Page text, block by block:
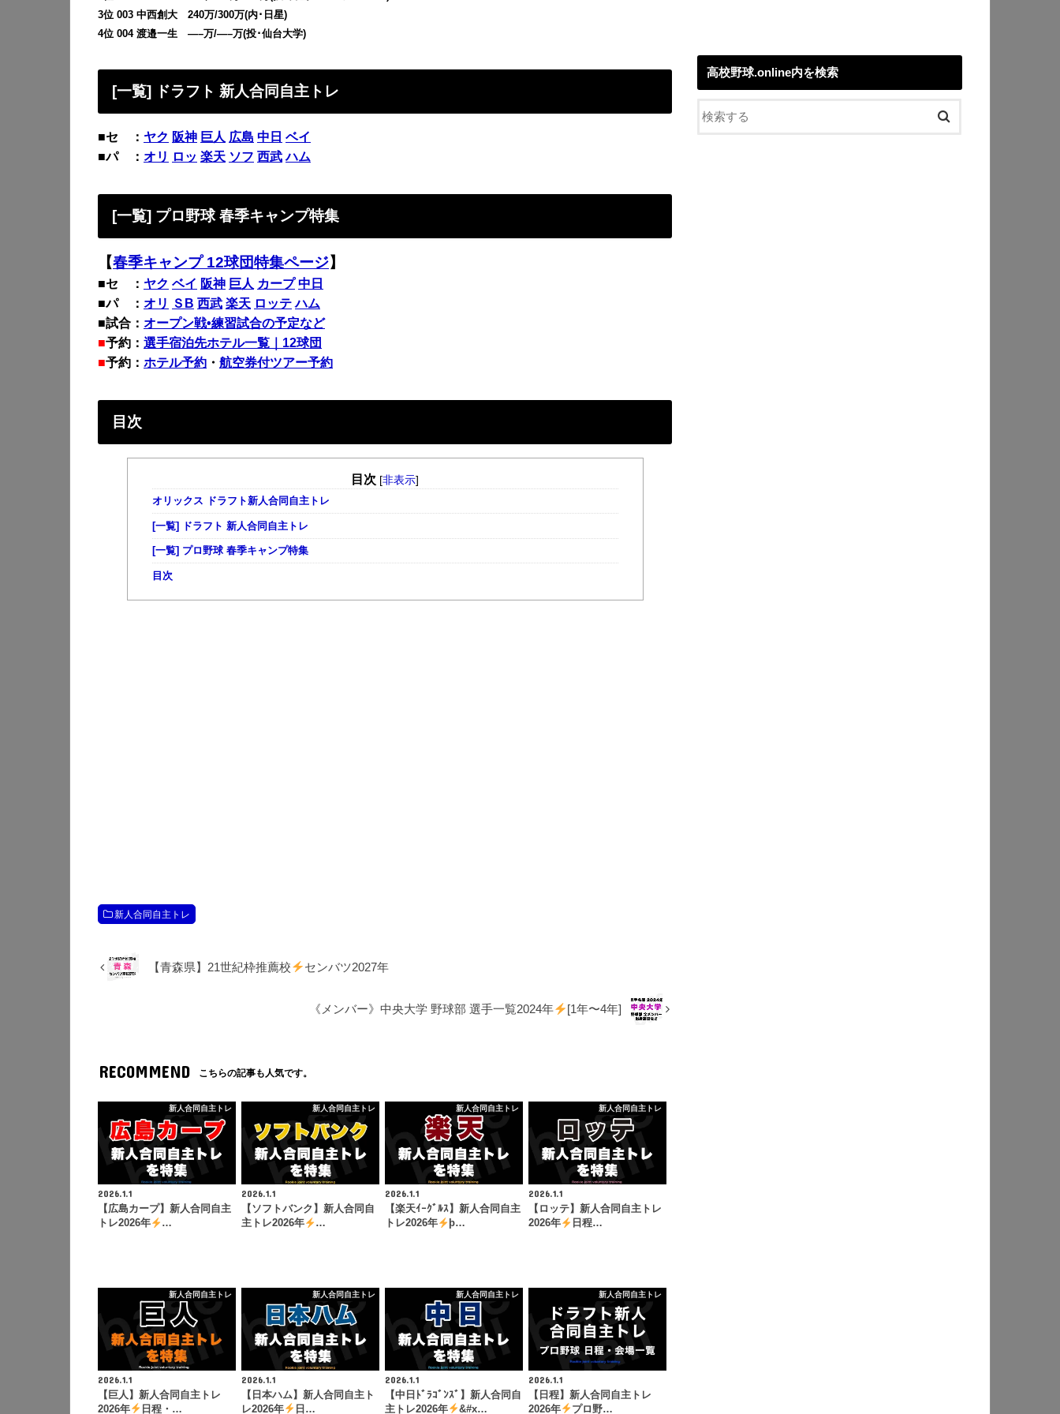
3位 003 中西創大 240万/300万(内･日星)
4位 004 渡邉一生 —–万/—–万(投･仙台大学)
[一覧] ドラフト 新人合同自主トレ
■セ ： ヤク 阪神 巨人 広島 中日 ベイ
■パ ： オリ ロッ 楽天 ソフ 西武 ハム
[一覧] プロ野球 春季キャンプ特集
【春季キャンプ 12球団特集ページ】
■セ ： ヤク ベイ 阪神 巨人 カープ 中日
■パ ： オリ ＳB 西武 楽天 ロッテ ハム
■試合： オープン戦•練習試合の予定など
■予約： 選手宿泊先ホテル一覧｜12球団
■予約： ホテル予約 ・ 航空券付ツアー予約
目次
目次 [非表示]
オリックス ドラフト新人合同自主トレ
[一覧] ドラフト 新人合同自主トレ
[一覧] プロ野球 春季キャンプ特集
目次
新人合同自主トレ
【青森県】21世紀枠推薦校 センバツ2027年
《メンバー》中央大学 野球部 選手一覧2024年 [1年〜4年]
RECOMMEND こちらの記事も人気です。
新人合同自主トレ
2026.1.1
【広島カープ】新人合同自主
トレ2026年
…
新人合同自主トレ
2026.1.1
【ソフトバンク】新人合同自
主トレ2026年
…
新人合同自主トレ
2026.1.1
【楽天ｲｰｸﾞﾙｽ】新人合同自主
トレ2026年
þ…
新人合同自主トレ
2026.1.1
【ロッテ】新人合同自主トレ
2026年
日程…
新人合同自主トレ
2026.1.1
【巨人】新人合同自主トレ
2026年
日程・…
新人合同自主トレ
2026.1.1
【日本ハム】新人合同自主ト
レ2026年
日…
新人合同自主トレ
2026.1.1
【中日ﾄﾞﾗｺﾞﾝｽﾞ】新人合同自
主トレ2026年
&#x…
新人合同自主トレ
2026.1.1
【日程】新人合同自主トレ
2026年
プロ野…
高校野球.online内を検索